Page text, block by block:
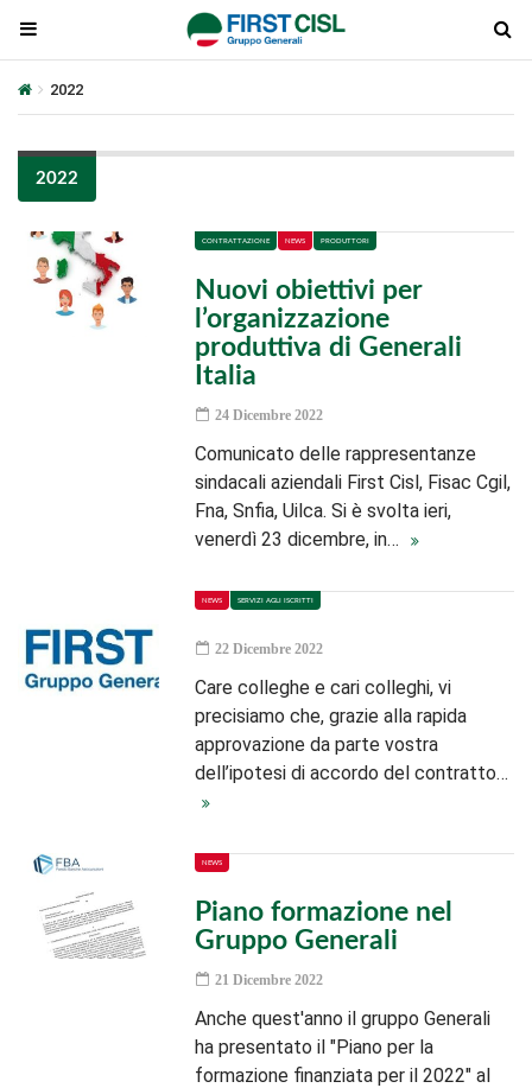
2022
2022
CONTRATTAZIONE NEWS PRODUTTORI
Nuovi obiettivi per
l’organizzazione
produttiva di Generali
Italia
24 Dicembre 2022
Comunicato delle rappresentanze
sindacali aziendali First Cisl, Fisac Cgil,
Fna, Snfia, Uilca. Si è svolta ieri,
venerdì 23 dicembre, in…
NEWS SERVIZI AGLI ISCRITTI
22 Dicembre 2022
Care colleghe e cari colleghi, vi
precisiamo che, grazie alla rapida
approvazione da parte vostra
dell’ipotesi di accordo del contratto…
NEWS
Piano formazione nel
Gruppo Generali
21 Dicembre 2022
Anche quest'anno il gruppo Generali
ha presentato il "Piano per la
formazione finanziata per il 2022" al